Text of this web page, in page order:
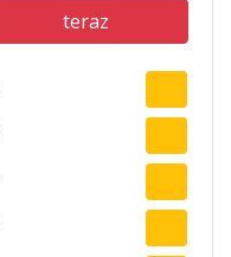
teraz